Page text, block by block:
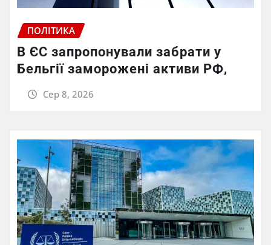
ПОЛІТИКА
В ЄС запропонували забрати у
Бельгії заморожені активи РФ,
Сер 8, 2026